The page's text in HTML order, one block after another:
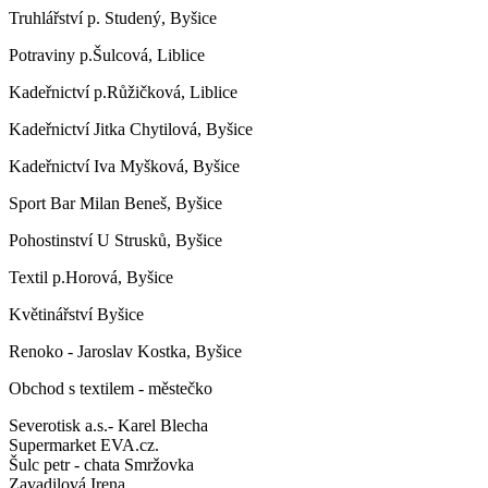
Truhlářství p. Studený, Byšice
Potraviny p.Šulcová, Liblice
Kadeřnictví p.Růžičková, Liblice
Kadeřnictví Jitka Chytilová, Byšice
Kadeřnictví Iva Myšková, Byšice
Sport Bar Milan Beneš, Byšice
Pohostinství U Strusků, Byšice
Textil p.Horová, Byšice
Květinářství Byšice
Renoko - Jaroslav Kostka, Byšice
Obchod s textilem - městečko
Severotisk a.s.- Karel Blecha
Supermarket EVA.cz.
Šulc petr - chata Smržovka
Zavadilová Irena